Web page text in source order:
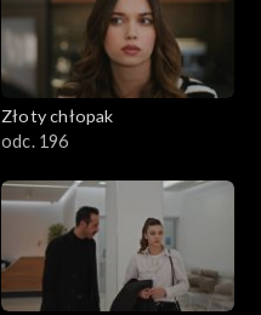
Złoty chłopak
odc. 196